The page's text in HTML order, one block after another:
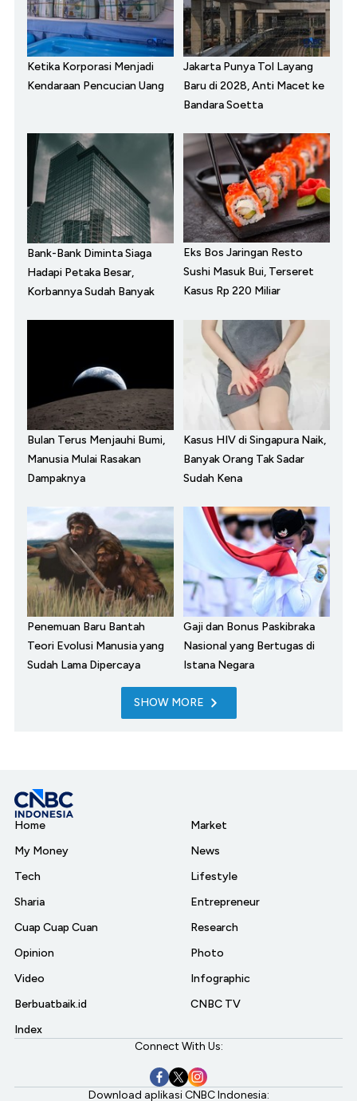
Ketika Korporasi Menjadi
Kendaraan Pencucian Uang
Jakarta Punya Tol Layang
Baru di 2028, Anti Macet ke
Bandara Soetta
Bank-Bank Diminta Siaga
Hadapi Petaka Besar,
Korbannya Sudah Banyak
Eks Bos Jaringan Resto
Sushi Masuk Bui, Terseret
Kasus Rp 220 Miliar
Bulan Terus Menjauhi Bumi,
Manusia Mulai Rasakan
Dampaknya
Kasus HIV di Singapura Naik,
Banyak Orang Tak Sadar
Sudah Kena
Penemuan Baru Bantah
Teori Evolusi Manusia yang
Sudah Lama Dipercaya
Gaji dan Bonus Paskibraka
Nasional yang Bertugas di
Istana Negara
SHOW MORE
Home
My Money
Tech
Sharia
Cuap Cuap Cuan
Opinion
Video
Berbuatbaik.id
Index
Market
News
Lifestyle
Entrepreneur
Research
Photo
Infographic
CNBC TV
Connect With Us:
Download aplikasi CNBC Indonesia: